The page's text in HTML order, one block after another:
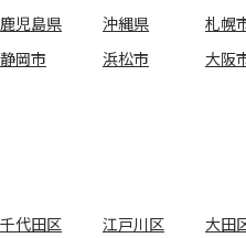
鹿児島県 沖縄県 札幌
静岡市 浜松市 大阪
千代田区 江戸川区 大田